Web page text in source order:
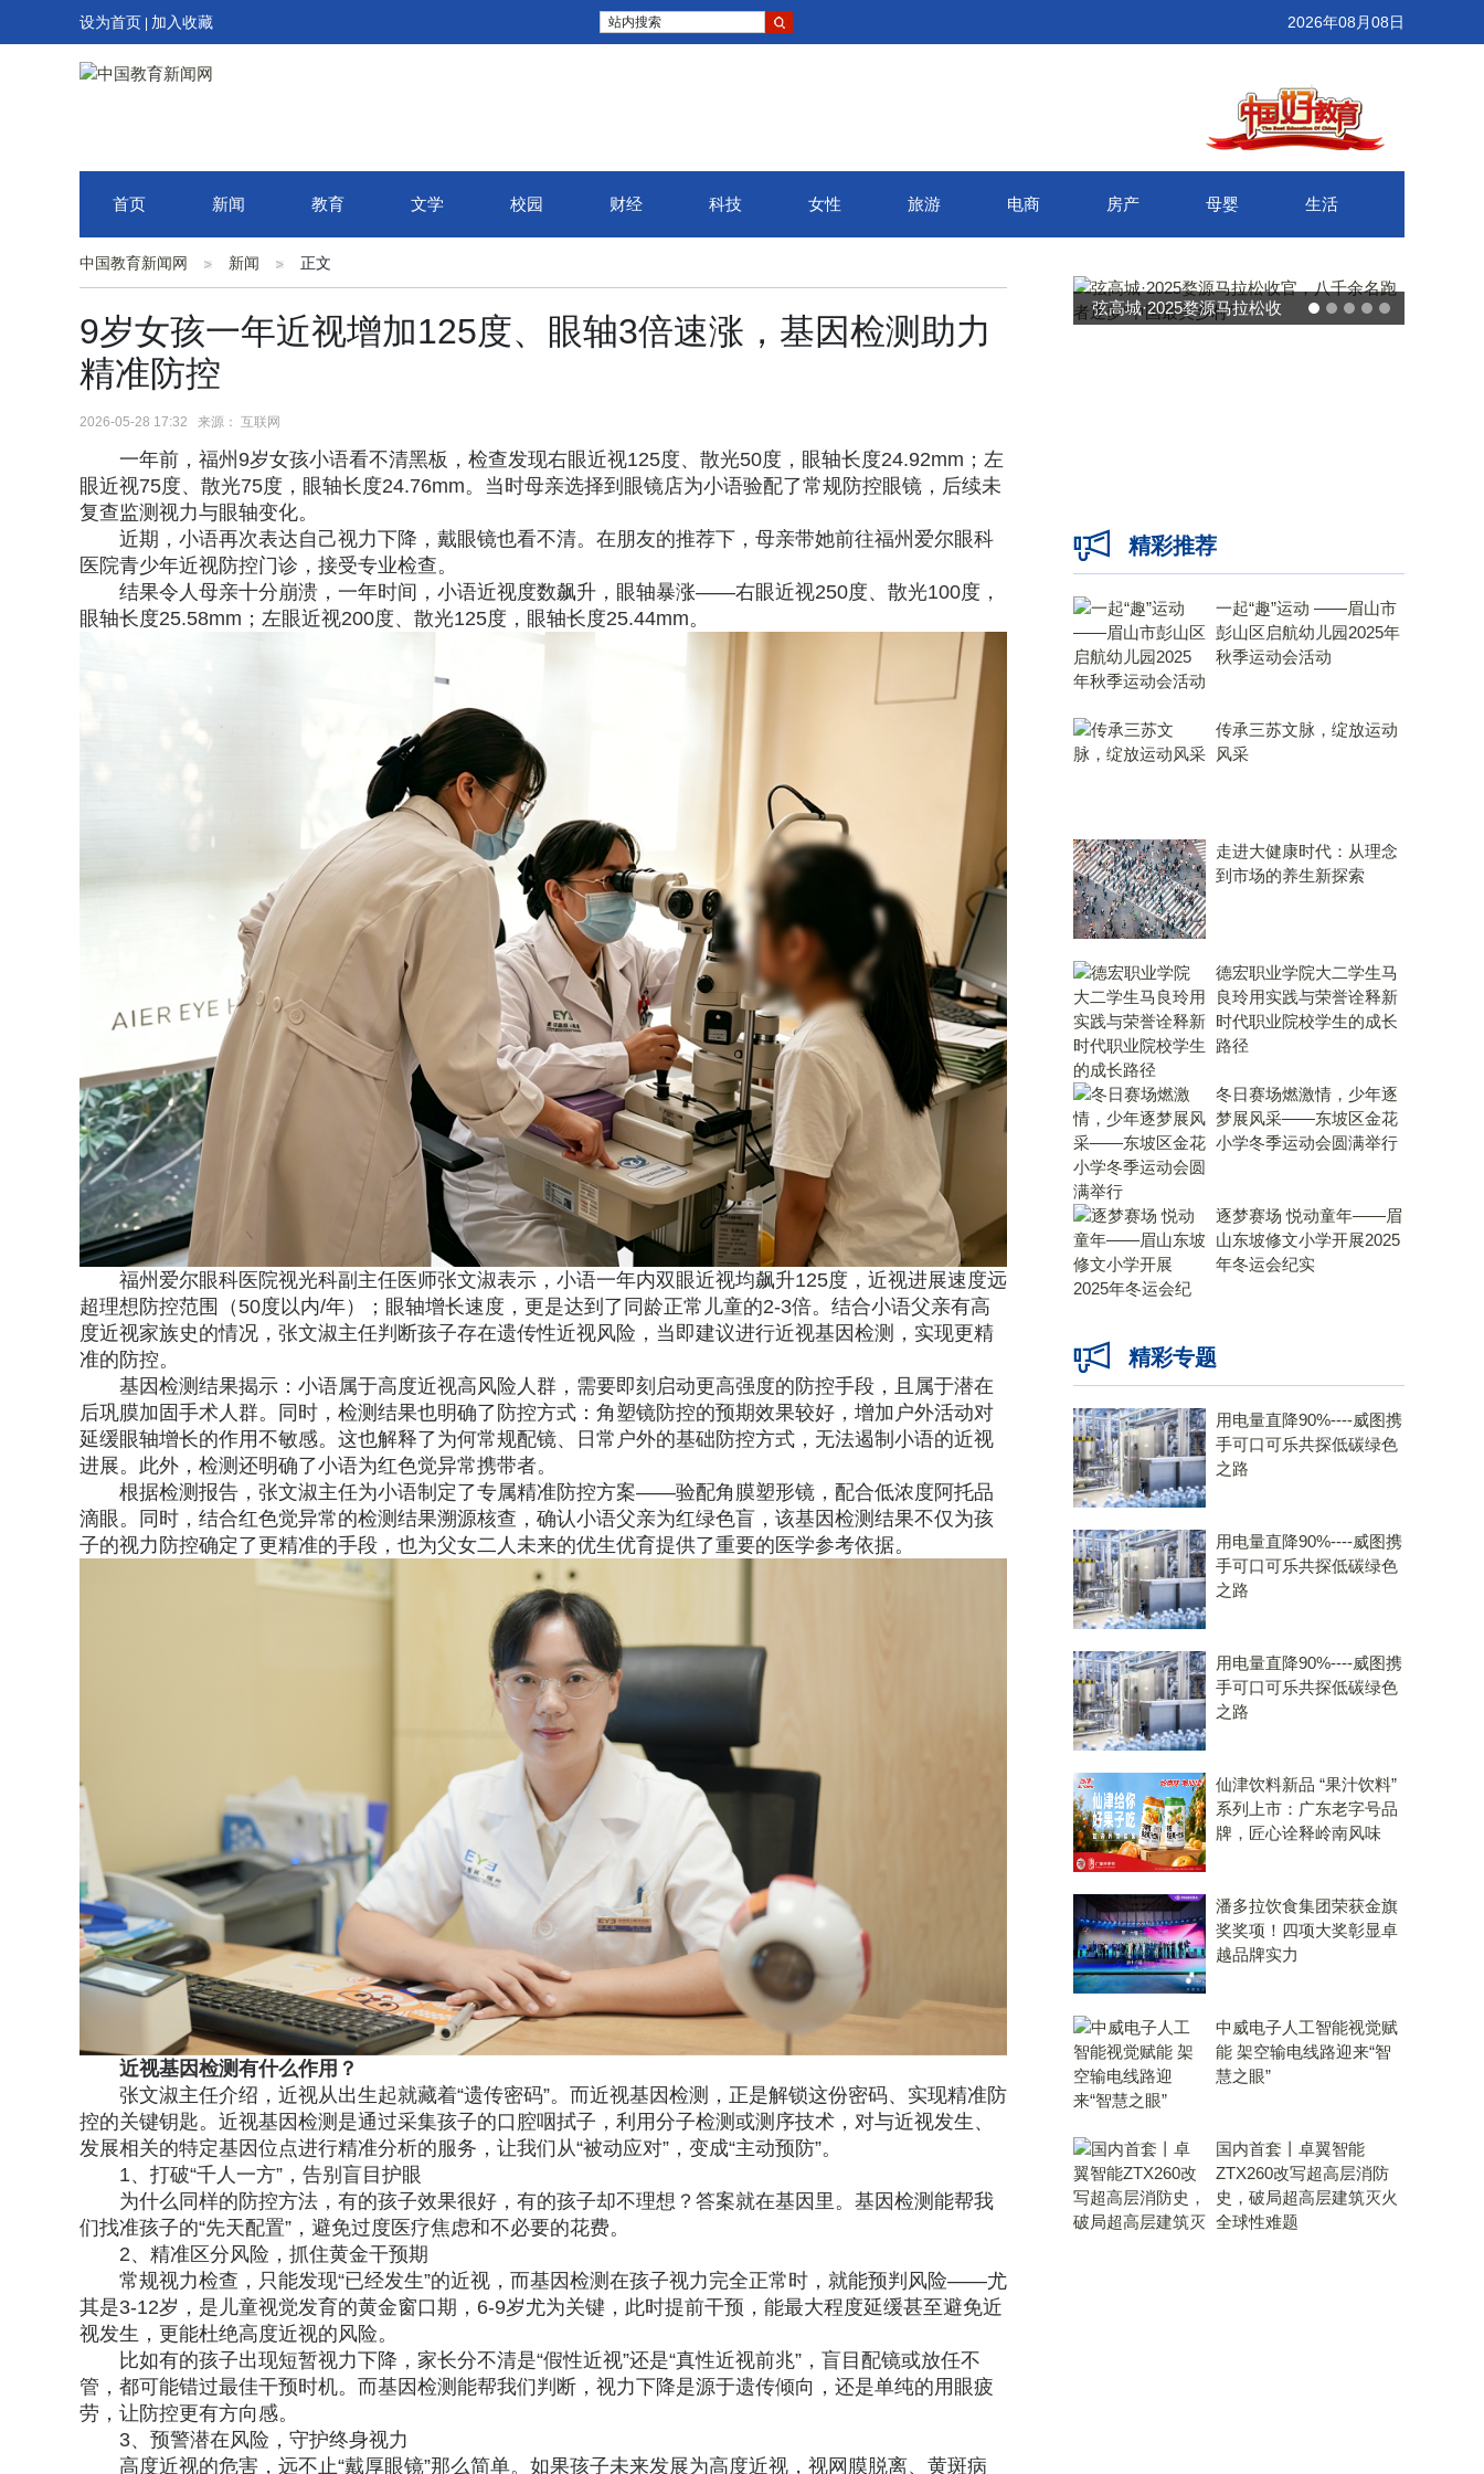
设为首页 加入收藏 站内搜索 2026年08月08日
首页 新闻 教育 文学 校园 财经 科技 女性 旅游 电商 房产 母婴 生活
中国教育新闻网 新闻 正文
9岁女孩一年近视增加125度、眼轴3倍速涨，基因检测助力
精准防控
2026-05-28 17:32 来源： 互联网
一年前，福州9岁女孩小语看不清黑板，检查发现右眼近视125度、散光50度，眼轴长度24.92mm；左
眼近视75度、散光75度，眼轴长度24.76mm。当时母亲选择到眼镜店为小语验配了常规防控眼镜，后续未
复查监测视力与眼轴变化。
近期，小语再次表达自己视力下降，戴眼镜也看不清。在朋友的推荐下，母亲带她前往福州爱尔眼科
医院青少年近视防控门诊，接受专业检查。
结果令人母亲十分崩溃，一年时间，小语近视度数飙升，眼轴暴涨——右眼近视250度、散光100度，
眼轴长度25.58mm；左眼近视200度、散光125度，眼轴长度25.44mm。
福州爱尔眼科医院视光科副主任医师张文淑表示，小语一年内双眼近视均飙升125度，近视进展速度远
超理想防控范围（50度以内/年）；眼轴增长速度，更是达到了同龄正常儿童的2-3倍。结合小语父亲有高
度近视家族史的情况，张文淑主任判断孩子存在遗传性近视风险，当即建议进行近视基因检测，实现更精
准的防控。
基因检测结果揭示：小语属于高度近视高风险人群，需要即刻启动更高强度的防控手段，且属于潜在
后巩膜加固手术人群。同时，检测结果也明确了防控方式：角塑镜防控的预期效果较好，增加户外活动对
延缓眼轴增长的作用不敏感。这也解释了为何常规配镜、日常户外的基础防控方式，无法遏制小语的近视
进展。此外，检测还明确了小语为红色觉异常携带者。
根据检测报告，张文淑主任为小语制定了专属精准防控方案——验配角膜塑形镜，配合低浓度阿托品
滴眼。同时，结合红色觉异常的检测结果溯源核查，确认小语父亲为红绿色盲，该基因检测结果不仅为孩
子的视力防控确定了更精准的手段，也为父女二人未来的优生优育提供了重要的医学参考依据。
近视基因检测有什么作用？
张文淑主任介绍，近视从出生起就藏着“遗传密码”。而近视基因检测，正是解锁这份密码、实现精准防
控的关键钥匙。近视基因检测是通过采集孩子的口腔咽拭子，利用分子检测或测序技术，对与近视发生、
发展相关的特定基因位点进行精准分析的服务，让我们从“被动应对”，变成“主动预防”。
1、打破“千人一方”，告别盲目护眼
为什么同样的防控方法，有的孩子效果很好，有的孩子却不理想？答案就在基因里。基因检测能帮我
们找准孩子的“先天配置”，避免过度医疗焦虑和不必要的花费。
2、精准区分风险，抓住黄金干预期
常规视力检查，只能发现“已经发生”的近视，而基因检测在孩子视力完全正常时，就能预判风险——尤
其是3-12岁，是儿童视觉发育的黄金窗口期，6-9岁尤为关键，此时提前干预，能最大程度延缓甚至避免近
视发生，更能杜绝高度近视的风险。
比如有的孩子出现短暂视力下降，家长分不清是“假性近视”还是“真性近视前兆”，盲目配镜或放任不
管，都可能错过最佳干预时机。而基因检测能帮我们判断，视力下降是源于遗传倾向，还是单纯的用眼疲
劳，让防控更有方向感。
3、预警潜在风险，守护终身视力
高度近视的危害，远不止“戴厚眼镜”那么简单。如果孩子未来发展为高度近视，视网膜脱离、黄斑病
官，八千余名跑者逐梦“中国
武汉百联奥莱年度感恩季 承
精彩推荐
一起“趣”运动 ——眉山市
彭山区启航幼儿园2025年
秋季运动会活动
传承三苏文脉，绽放运动
风采
走进大健康时代：从理念
到市场的养生新探索
德宏职业学院大二学生马
良玲用实践与荣誉诠释新
时代职业院校学生的成长
路径
冬日赛场燃激情，少年逐
梦展风采——东坡区金花
小学冬季运动会圆满举行
逐梦赛场 悦动童年——眉
山东坡修文小学开展2025
年冬运会纪实
精彩专题
用电量直降90%----威图携
手可口可乐共探低碳绿色
之路
用电量直降90%----威图携
手可口可乐共探低碳绿色
之路
用电量直降90%----威图携
手可口可乐共探低碳绿色
之路
仙津饮料新品 “果汁饮料”
系列上市：广东老字号品
牌，匠心诠释岭南风味
潘多拉饮食集团荣获金旗
奖奖项！四项大奖彰显卓
越品牌实力
中威电子人工智能视觉赋
能 架空输电线路迎来“智
慧之眼”
国内首套丨卓翼智能
ZTX260改写超高层消防
史，破局超高层建筑灭火
全球性难题